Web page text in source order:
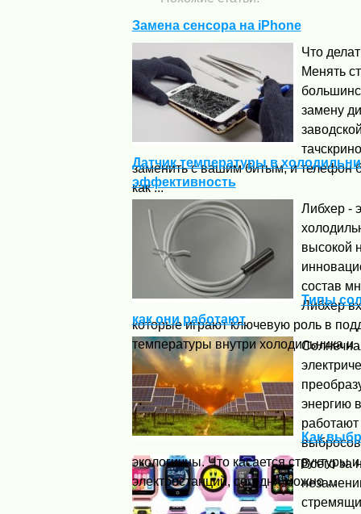
Замена сенсора на iPhone
Что
Менять
замену
заменить с вашим битым, и телефон
как ...
Датчик температуры в
эффективность
Либхер -
высокой
состав
Либхер
которые играют ключевую роль в
температуры внутри холодильника и
Типы
как они работают
энергию
экологичны. Что касается
электростанций, сегодня можно ...
Как
Всего за